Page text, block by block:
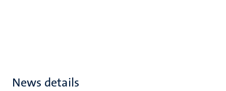
News details